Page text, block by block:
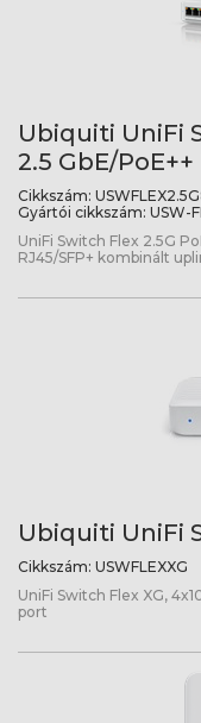
Ubiquiti UniFi
2.5 GbE/
Cikkszám:
Gyártói cikkszám: USW-
UniFi Switch Flex 2.5G
RJ45/SFP+ kombinált
Ubiquiti UniFi
Cikkszám: USWFLEXXG
UniFi Switch Flex XG,
port